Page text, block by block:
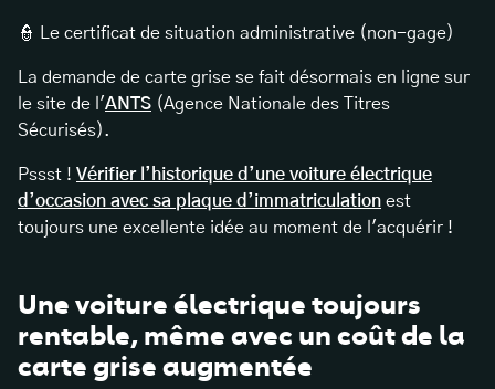
👮 Le certificat de situation administrative (non-gage)
La demande de carte grise se fait désormais en ligne sur
le site de l'ANTS (Agence Nationale des Titres
Sécurisés).
Pssst ! Vérifier l’historique d’une voiture électrique
d’occasion avec sa plaque d’immatriculation est
toujours une excellente idée au moment de l'acquérir !
Une voiture électrique toujours
rentable, même avec un coût de la
carte grise augmentée